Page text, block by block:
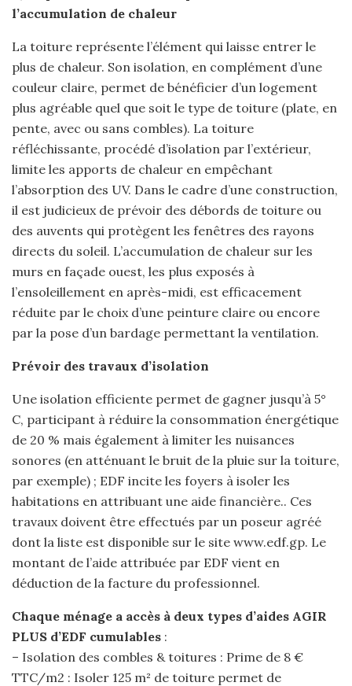
l’accumulation de chaleur
La toiture représente l’élément qui laisse entrer le
plus de chaleur. Son isolation, en complément d’une
couleur claire, permet de bénéficier d’un logement
plus agréable quel que soit le type de toiture (plate, en
pente, avec ou sans combles). La toiture
réfléchissante, procédé d’isolation par l’extérieur,
limite les apports de chaleur en empêchant
l’absorption des UV. Dans le cadre d’une construction,
il est judicieux de prévoir des débords de toiture ou
des auvents qui protègent les fenêtres des rayons
directs du soleil. L’accumulation de chaleur sur les
murs en façade ouest, les plus exposés à
l’ensoleillement en après-midi, est efficacement
réduite par le choix d’une peinture claire ou encore
par la pose d’un bardage permettant la ventilation.
Prévoir des travaux d’isolation
Une isolation efficiente permet de gagner jusqu’à 5°
C, participant à réduire la consommation énergétique
de 20 % mais également à limiter les nuisances
sonores (en atténuant le bruit de la pluie sur la toiture,
par exemple) ; EDF incite les foyers à isoler les
habitations en attribuant une aide financière.. Ces
travaux doivent être effectués par un poseur agréé
dont la liste est disponible sur le site www.edf.gp. Le
montant de l’aide attribuée par EDF vient en
déduction de la facture du professionnel.
Chaque ménage a accès à deux types d’aides AGIR
PLUS d’EDF cumulables :
– Isolation des combles & toitures : Prime de 8 €
TTC/m2 : Isoler 125 m² de toiture permet de